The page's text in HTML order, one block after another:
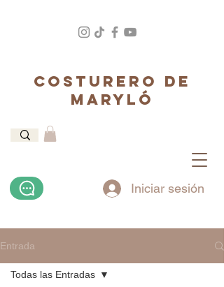
COSTURERO DE
MARYLÓ
Iniciar sesión
Entrada
Todas las Entradas